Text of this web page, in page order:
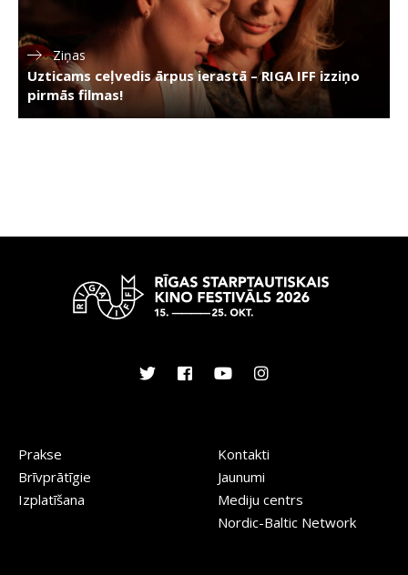
Ziņas
Uzticams ceļvedis ārpus ierastā – RIGA IFF izziņo
pirmās filmas!
Prakse
Brīvprātīgie
Izplatīšana
Kontakti
Jaunumi
Mediju centrs
Nordic-Baltic Network